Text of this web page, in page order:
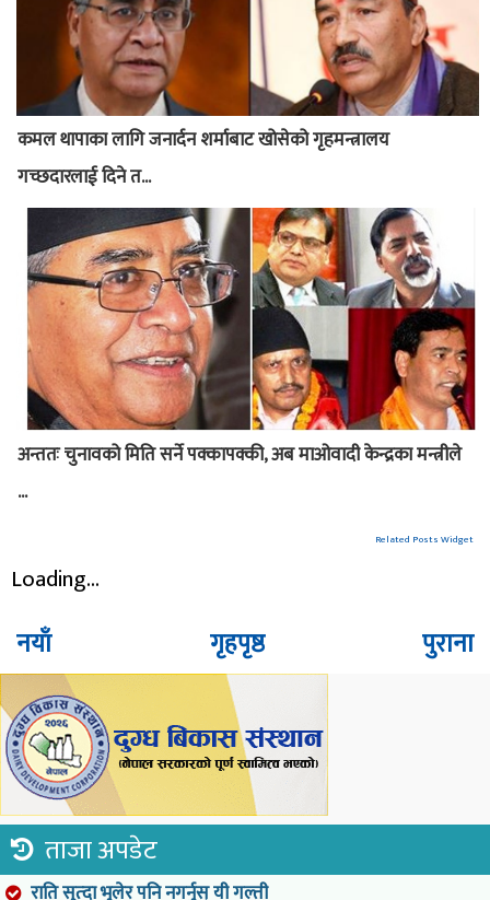
कमल थापाका लागि जनार्दन शर्माबाट खोसेको गृहमन्त्रालय
गच्छदारलाई दिने त...
अन्ततः चुनावको मिति सर्ने पक्कापक्की, अब माओवादी केन्द्रका मन्त्रीले
...
Related Posts Widget
Loading...
नयाँ पुराना
गृहपृष्ठ
ताजा अपडेट
राति सुत्दा भुलेर पनि नगर्नुस् यी गल्ती